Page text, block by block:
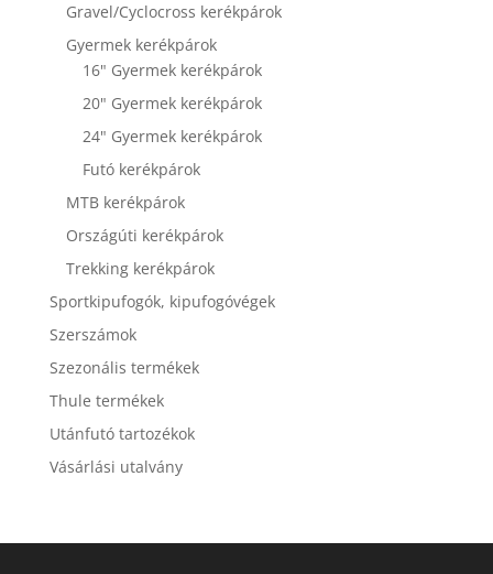
Gravel/Cyclocross kerékpárok
Gyermek kerékpárok
16" Gyermek kerékpárok
20" Gyermek kerékpárok
24" Gyermek kerékpárok
Futó kerékpárok
MTB kerékpárok
Országúti kerékpárok
Trekking kerékpárok
Sportkipufogók, kipufogóvégek
Szerszámok
Szezonális termékek
Thule termékek
Utánfutó tartozékok
Vásárlási utalvány